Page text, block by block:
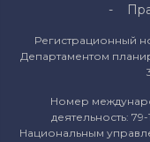
Регистрационный
Департаментом
Номер
деятельность:
Национальным